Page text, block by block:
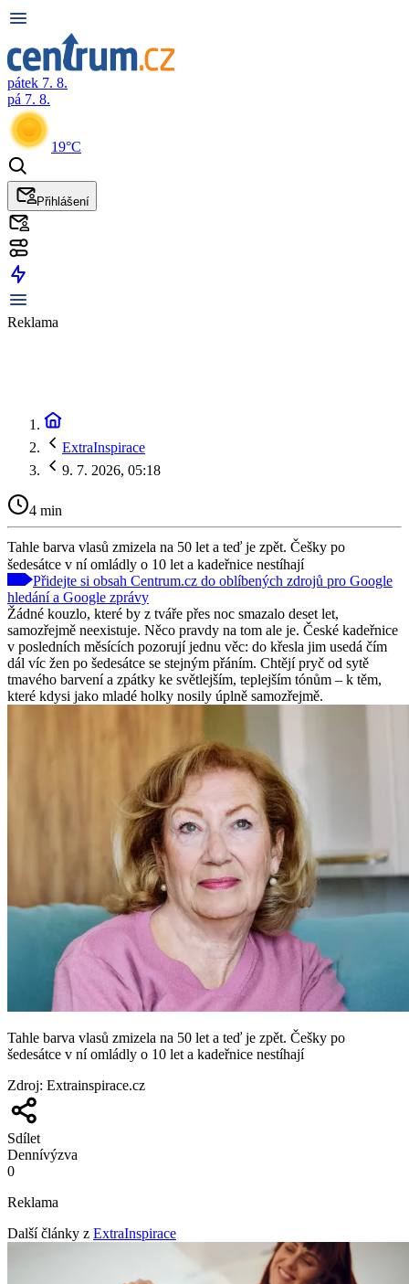
pátek 7. 8.
pá 7. 8.
19°C
Přihlášení
Reklama
ExtraInspirace
9. 7. 2026, 05:18
4 min
Tahle barva vlasů zmizela na 50 let a teď je zpět. Češky po
šedesátce v ní omládly o 10 let a kadeřnice nestíhají
Přidejte si obsah Centrum.cz do oblíbených zdrojů pro Google
hledání a Google zprávy
Žádné kouzlo, které by z tváře přes noc smazalo deset let,
samozřejmě neexistuje. Něco pravdy na tom ale je. České kadeřnice
v posledních měsících pozorují jednu věc: do křesla jim usedá čím
dál víc žen po šedesátce se stejným přáním. Chtějí pryč od sytě
tmavého barvení a zpátky ke světlejším, teplejším tónům – k těm,
které kdysi jako mladé holky nosily úplně samozřejmě.
Tahle barva vlasů zmizela na 50 let a teď je zpět. Češky po
šedesátce v ní omládly o 10 let a kadeřnice nestíhají
Zdroj: Extrainspirace.cz
Sdílet
Dennívýzva
0
Reklama
Další články z ExtraInspirace